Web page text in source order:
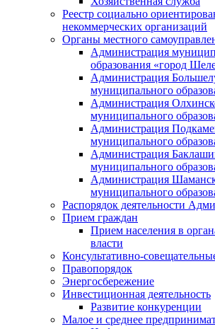
Реестр социально
некоммерческих организаций
Органы местного
Администрация
образования «город
Администрация
муниципального
Администрация
муниципального
Администрация
муниципального
Администрация
муниципального
Администрация
муниципального
Распорядок деятельности
Прием граждан
Прием населения в
власти
Консультативно-
Правопорядок
Энергосбережение
Инвестиционная деятельность
Развитие конкуренции
Малое и среднее